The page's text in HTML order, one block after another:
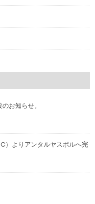
お知らせ。
）よりアンタルヤスポルへ完